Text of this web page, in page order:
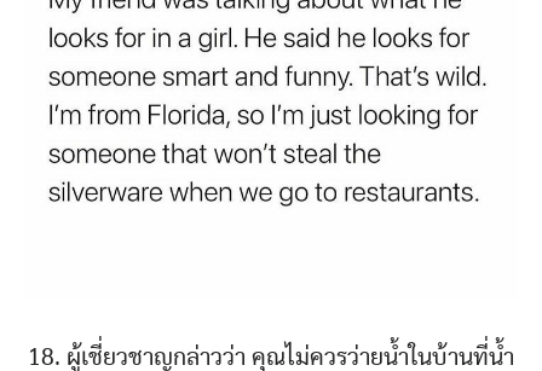
18. ผู้เชี่ยวชาญกล่าวว่า คุณไม่ควรว่ายน้ำในบ้านที่น้ำ